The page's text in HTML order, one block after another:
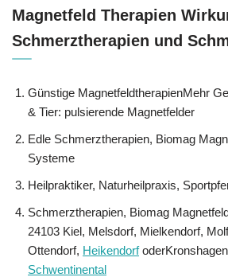
Magnetfeld Therapien
Schmerztherapien und
Günstige MagnetfeldtherapienMehr
& Tier: pulsierende Magnetfelder
Edle Schmerztherapien, Biomag
Systeme
Heilpraktiker, Naturheilpraxis,
Schmerztherapien, Biomag
24103 Kiel, Melsdorf, Mielkendorf,
Ottendorf, Heikendorf
Schwentinental